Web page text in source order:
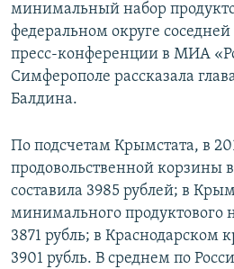
минимальный набор
федеральном округе
пресс-конференции в МИА
Симферополе рассказала
Балдина.
По подсчетам Крымстата, в
продовольственной корзины
составила 3985 рублей; в
минимального продуктового
3871 рубль; в Краснодарском
3901 рубль. В среднем по